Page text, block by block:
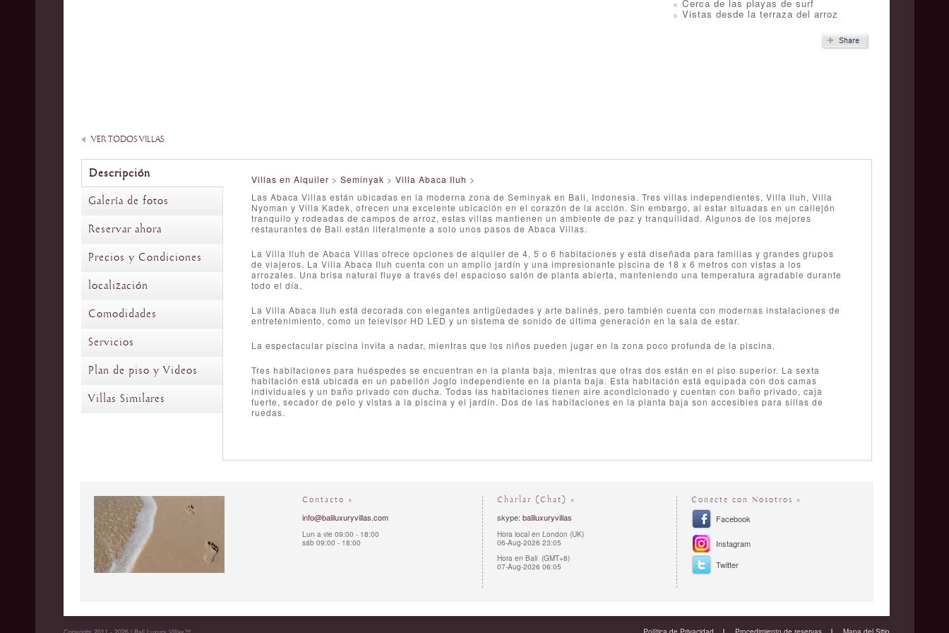
Cerca de las playas de surf
Vistas desde la terraza del arroz
VER TODOS VILLAS
Descripción
Galería de fotos
Reservar ahora
Precios y Condiciones
localización
Comodidades
Servicios
Plan de piso y Videos
Villas Similares
Villas en Alquiler > Seminyak > Villa Abaca Iluh >
Las Abaca Villas están ubicadas en la moderna zona de Seminyak en Bali, Indonesia. Tres villas independientes, Villa Iluh, Villa
Nyoman y Villa Kadek, ofrecen una excelente ubicación en el corazón de la acción. Sin embargo, al estar situadas en un callejón
tranquilo y rodeadas de campos de arroz, estas villas mantienen un ambiente de paz y tranquilidad. Algunos de los mejores
restaurantes de Bali están literalmente a solo unos pasos de Abaca Villas.
La Villa Iluh de Abaca Villas ofrece opciones de alquiler de 4, 5 o 6 habitaciones y está diseñada para familias y grandes grupos
de viajeros. La Villa Abaca Iluh cuenta con un amplio jardín y una impresionante piscina de 18 x 6 metros con vistas a los
arrozales. Una brisa natural fluye a través del espacioso salón de planta abierta, manteniendo una temperatura agradable durante
todo el día.
La Villa Abaca Iluh está decorada con elegantes antigüedades y arte balinés, pero también cuenta con modernas instalaciones de
entretenimiento, como un televisor HD LED y un sistema de sonido de última generación en la sala de estar.
La espectacular piscina invita a nadar, mientras que los niños pueden jugar en la zona poco profunda de la piscina.
Tres habitaciones para huéspedes se encuentran en la planta baja, mientras que otras dos están en el piso superior. La sexta
habitación está ubicada en un pabellón Joglo independiente en la planta baja. Esta habitación está equipada con dos camas
individuales y un baño privado con ducha. Todas las habitaciones tienen aire acondicionado y cuentan con baño privado, caja
fuerte, secador de pelo y vistas a la piscina y el jardín. Dos de las habitaciones en la planta baja son accesibles para sillas de
ruedas.
Contacto »
info@baliluxuryvillas.com
Lun a vie 09:00 - 18:00
sáb 09:00 - 18:00
Charlar (Chat) »
skype: baliluxuryvillas
Hora local en London (UK)
06-Aug-2026 23:05
Hora en Bali (GMT+8)
07-Aug-2026 06:05
Conecte con Nosotros »
Facebook
Instagram
Twitter